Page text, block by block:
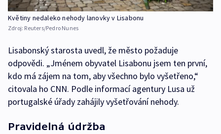
Květiny nedaleko nehody lanovky v Lisabonu
Zdroj: Reuters/Pedro Nunes
Lisabonský starosta uvedl, že město požaduje
odpovědi. „Jménem obyvatel Lisabonu jsem ten první,
kdo má zájem na tom, aby všechno bylo vyšetřeno,“
citovala ho CNN. Podle informací agentury Lusa už
portugalské úřady zahájily vyšetřování nehody.
Pravidelná údržba